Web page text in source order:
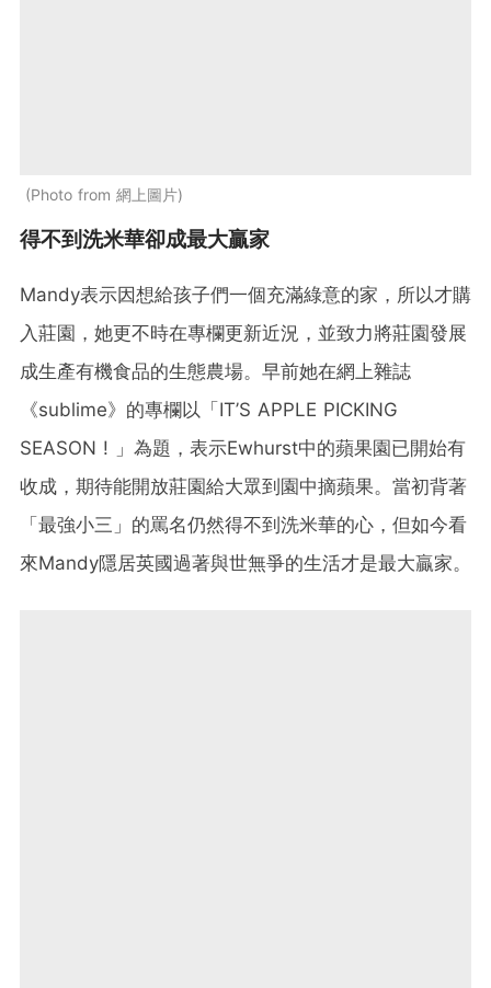
Photo from 網上圖片
得不到洗米華卻成最大贏家
Mandy表示因想給孩子們一個充滿綠意的家，所以才購
入莊園，她更不時在專欄更新近況，並致力將莊園發展
成生產有機食品的生態農場。早前她在網上雜誌
《sublime》的專欄以「IT’S APPLE PICKING
SEASON ! 」為題，表示Ewhurst中的蘋果園已開始有
收成，期待能開放莊園給大眾到園中摘蘋果。當初背著
「最強小三」的罵名仍然得不到洗米華的心，但如今看
來Mandy隱居英國過著與世無爭的生活才是最大贏家。